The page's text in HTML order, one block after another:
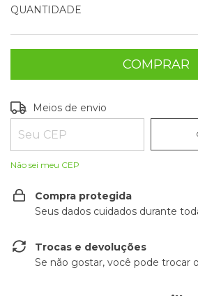
QUANTIDADE
Entregas para o CEP:
Meios de envio
Não sei meu CEP
Compra protegida
Seus dados cuidados durante
Trocas e devoluções
Se não gostar, você pode trocar